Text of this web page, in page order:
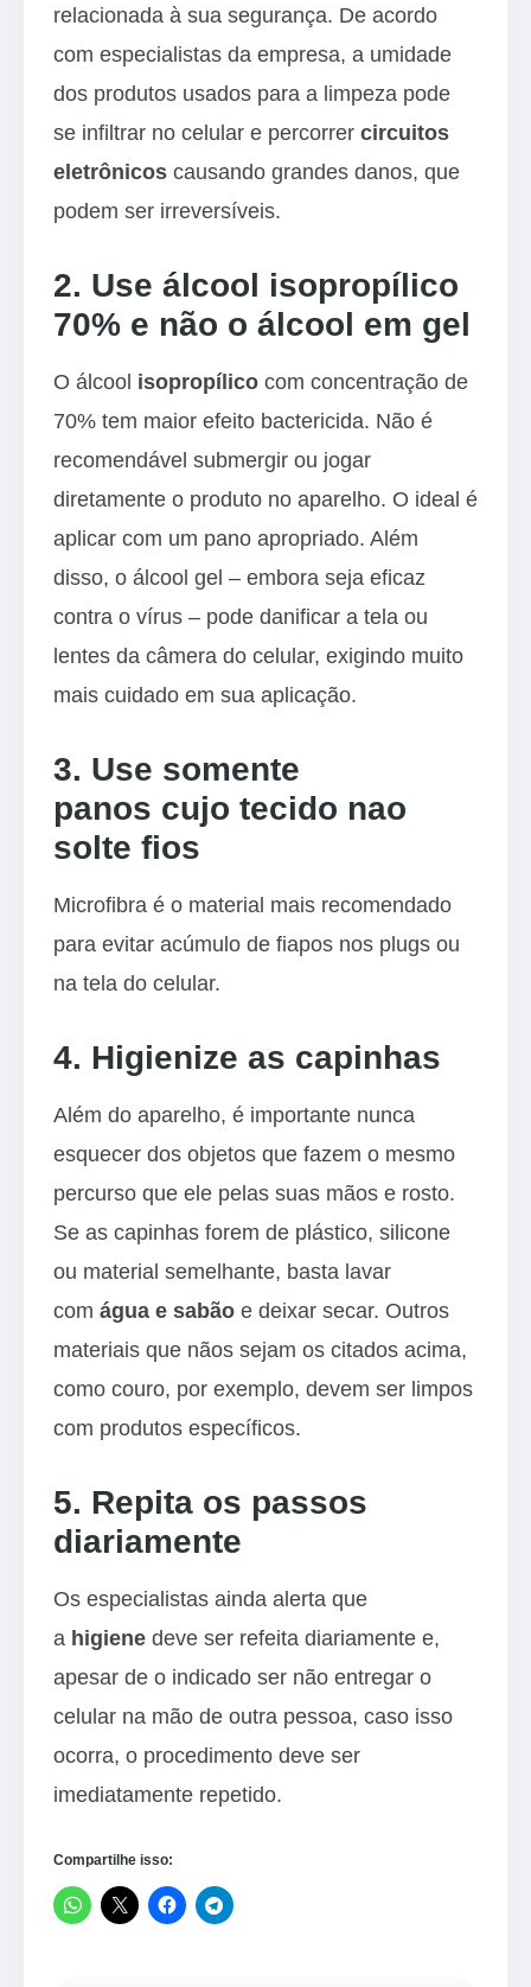
relacionada à sua segurança. De acordo
com especialistas da empresa, a umidade
dos produtos usados para a limpeza pode
se infiltrar no celular e percorrer circuitos
eletrônicos causando grandes danos, que
podem ser irreversíveis.
2. Use álcool isopropílico
70% e não o álcool em gel
O álcool isopropílico com concentração de
70% tem maior efeito bactericida. Não é
recomendável submergir ou jogar
diretamente o produto no aparelho. O ideal é
aplicar com um pano apropriado. Além
disso, o álcool gel – embora seja eficaz
contra o vírus – pode danificar a tela ou
lentes da câmera do celular, exigindo muito
mais cuidado em sua aplicação.
3. Use somente
panos cujo tecido nao
solte fios
Microfibra é o material mais recomendado
para evitar acúmulo de fiapos nos plugs ou
na tela do celular.
4. Higienize as capinhas
Além do aparelho, é importante nunca
esquecer dos objetos que fazem o mesmo
percurso que ele pelas suas mãos e rosto.
Se as capinhas forem de plástico, silicone
ou material semelhante, basta lavar
com água e sabão e deixar secar. Outros
materiais que nãos sejam os citados acima,
como couro, por exemplo, devem ser limpos
com produtos específicos.
5. Repita os passos
diariamente
Os especialistas ainda alerta que
a higiene deve ser refeita diariamente e,
apesar de o indicado ser não entregar o
celular na mão de outra pessoa, caso isso
ocorra, o procedimento deve ser
imediatamente repetido.
Compartilhe isso: